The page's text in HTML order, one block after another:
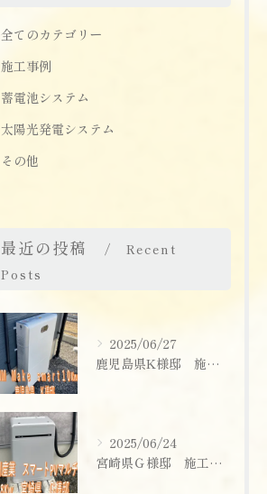
全てのカテゴリー
施工事例
蓄電池システム
太陽光発電システム
その他
最近の投稿
Recent
Posts
2025/06/27
鹿児島県K様邸 施工実績
2025/06/24
宮崎県Ｇ様邸 施工実績